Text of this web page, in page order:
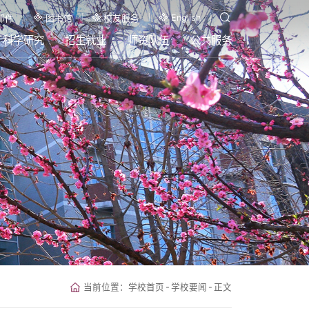
件 图书馆 校友服务 English
科学研究 招生就业 师资队伍 公共服务
当前位置： 学校首页 - 学校要闻 - 正文